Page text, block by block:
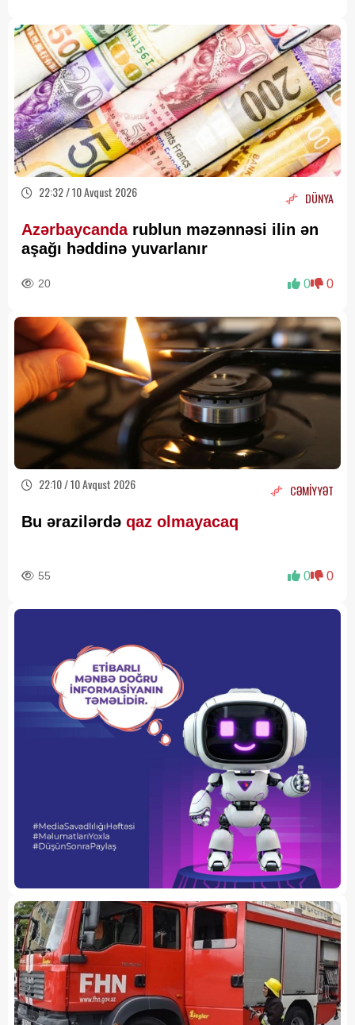
22:32 / 10 Avqust 2026 DÜNYA
Azərbaycandarublun məzənnəsi ilin ən
aşağı həddinə yuvarlanır
20 0 0
22:10 / 10 Avqust 2026 CƏMİYYƏT
Bu ərazilərdə qaz olmayacaq
55 0 0